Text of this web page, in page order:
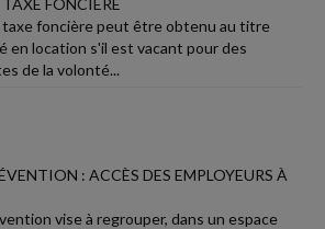
foncière peut être obtenu au titre
en location s'il est vacant pour des
de la volonté...
: ACCÈS DES EMPLOYEURS À
vise à regrouper, dans un espace